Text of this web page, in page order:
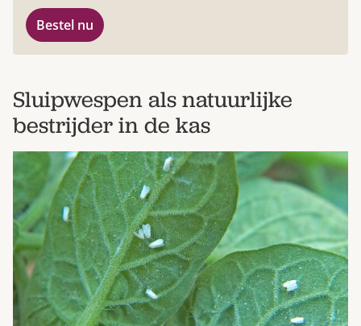
Bestel nu
Sluipwespen als natuurlijke
bestrijder in de kas